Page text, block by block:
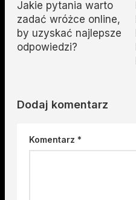
Jakie pytania warto
zadać wróżce online,
by uzyskać najlepsze
odpowiedzi?
Dodaj komentarz
Komentarz *